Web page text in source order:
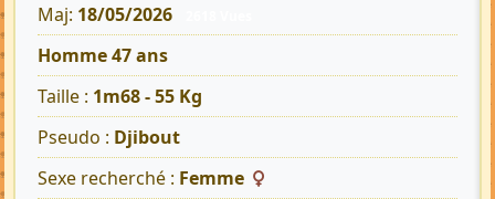
Maj: 18/05/2026
Homme 47 ans
Taille : 1m68 - 55 Kg
Pseudo : Djibout
Sexe recherché : Femme